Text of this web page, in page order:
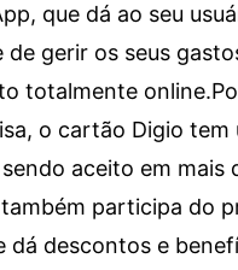
que dá ao seu
de gerir os seus
totalmente online.
o cartão Digio tem
aceito em mais
também participa do
dá descontos e